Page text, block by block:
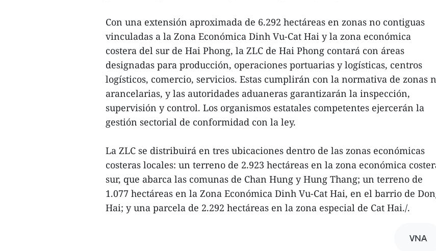
Con una extensión aproximada de 6.292 hectáreas en zonas no contiguas
vinculadas a la Zona Económica Dinh Vu-Cat Hai y la zona económica
costera del sur de Hai Phong, la ZLC de Hai Phong contará con áreas
designadas para producción, operaciones portuarias y logísticas, centros
logísticos, comercio, servicios. Estas cumplirán con la normativa de zonas
arancelarias, y las autoridades aduaneras garantizarán la inspección,
supervisión y control. Los organismos estatales competentes ejercerán la
gestión sectorial de conformidad con la ley.
La ZLC se distribuirá en tres ubicaciones dentro de las zonas económicas
costeras locales: un terreno de 2.923 hectáreas en la zona económica
sur, que abarca las comunas de Chan Hung y Hung Thang; un terreno de
1.077 hectáreas en la Zona Económica Dinh Vu-Cat Hai, en el barrio de
Hai; y una parcela de 2.292 hectáreas en la zona especial de Cat Hai./.
VNA